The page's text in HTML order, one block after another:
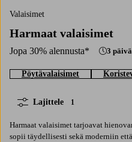
Valaisimet
Harmaat valaisimet
Jopa 30% alennusta* 3
Pöytävalaisimet
Lajittele 1
Harmaat valaisimet tarjoavat
sopii täydellisesti sekä moderniin